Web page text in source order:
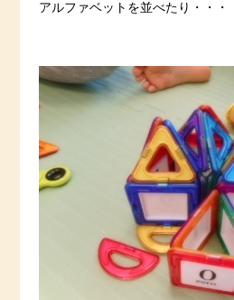
アルファベットを並べたり・・・